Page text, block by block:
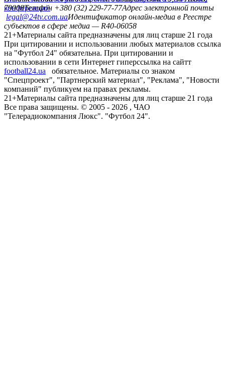
конференций
79008Телефон +380 (32) 229-77-77Адрес электронной почты
legal@24tv.com.uaИдентификатор онлайн-медиа в Реестре
субъектов в сфере медиа — R40-06058
21+Материалы сайта предназначены для лиц старше 21 года
При цитировании и использовании любых материалов ссылка
на "Футбол 24" обязательна. При цитировании и
использовании в сети Интернет гиперссылка на сайтт
football24.ua
обязательное. Материалы со знаком
"Спецпроект", "Партнерский материал", "Реклама", "Новости
компаний" публикуем на правах рекламы.
21+Материалы сайта предназначены для лиц старше 21 года
Все права защищены. © 2005 - 2026 , ЧАО
"Телерадиокомпания Люкс". "Футбол 24".